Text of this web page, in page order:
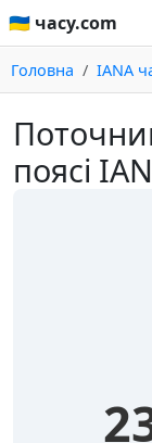
🇺🇦 часу.com
Головна IANA
поясі